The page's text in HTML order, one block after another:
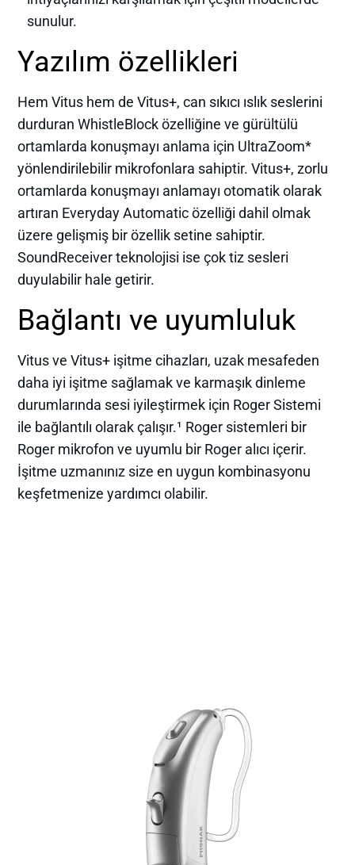
sunulur.
Yazılım özellikleri
Hem Vitus hem de Vitus+, can sıkıcı ıslık seslerini
durduran WhistleBlock özelliğine ve gürültülü
ortamlarda konuşmayı anlama için UltraZoom*
yönlendirilebilir mikrofonlara sahiptir. Vitus+, zorlu
ortamlarda konuşmayı anlamayı otomatik olarak
artıran Everyday Automatic özelliği dahil olmak
üzere gelişmiş bir özellik setine sahiptir.
SoundReceiver teknolojisi ise çok tiz sesleri
duyulabilir hale getirir.
Bağlantı ve uyumluluk
Vitus ve Vitus+ işitme cihazları, uzak mesafeden
daha iyi işitme sağlamak ve karmaşık dinleme
durumlarında sesi iyileştirmek için Roger Sistemi
ile bağlantılı olarak çalışır.¹ Roger sistemleri bir
Roger mikrofon ve uyumlu bir Roger alıcı içerir.
İşitme uzmanınız size en uygun kombinasyonu
keşfetmenize yardımcı olabilir.